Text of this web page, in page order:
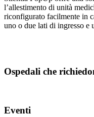
l’allestimento di unità
riconfigurato facilmente in
uno o due lati di ingresso e
Ospedali che
Eventi